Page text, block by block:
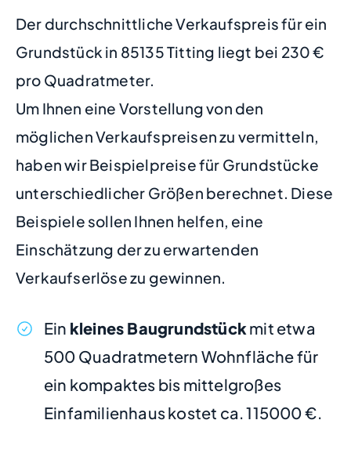
Der durchschnittliche Verkaufspreis für ein
Grundstück in 85135 Titting liegt bei 230 €
pro Quadratmeter.
Um Ihnen eine Vorstellung von den
möglichen Verkaufspreisen zu vermitteln,
haben wir Beispielpreise für Grundstücke
unterschiedlicher Größen berechnet. Diese
Beispiele sollen Ihnen helfen, eine
Einschätzung der zu erwartenden
Verkaufserlöse zu gewinnen.
Ein kleines Baugrundstückmit etwa
500 Quadratmetern Wohnfläche für
ein kompaktes bis mittelgroßes
Einfamilienhaus kostet ca. 115000 €.